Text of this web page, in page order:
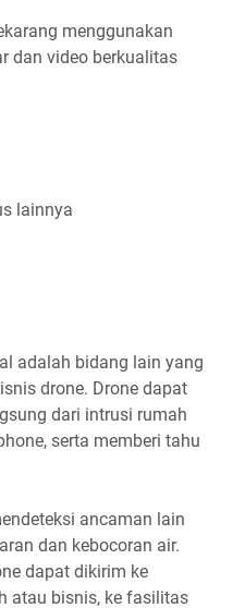
menggunakan
dan video berkualitas
lainnya
adalah bidang lain yang
drone. Drone dapat
dari intrusi rumah
serta memberi tahu
ancaman lain
dan kebocoran air.
dapat dikirim ke
atau bisnis, ke fasilitas